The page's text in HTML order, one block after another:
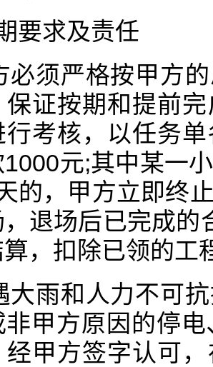
要求及责任
必须严格按甲方
保证按期和提前
行考核，以任务
元;其中某一
的，甲方立即终
退场后已完成的
，扣除已领的工
大雨和人力不可
非甲方原因的停
经甲方签字认可